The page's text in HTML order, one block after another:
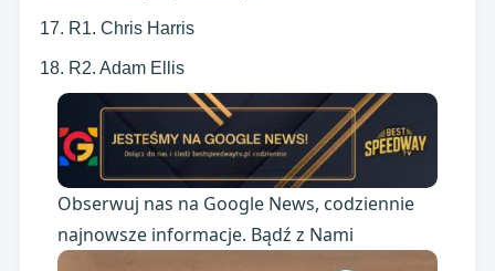
R1. Chris Harris
R2. Adam Ellis
Obserwuj nas na Google News, codziennie
najnowsze informacje. Bądź z Nami